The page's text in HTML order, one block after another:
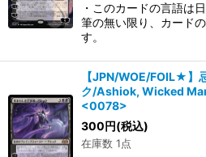
・このカードの言語は
筆の無い限り、カード
す。
【JPN/WOE/FOIL★】
ク/Ashiok, Wicked
<0078>
300円(税込)
在庫数 1点